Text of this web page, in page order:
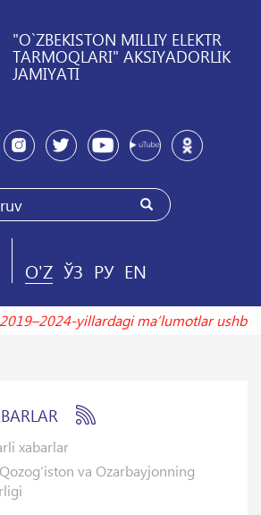
"O`ZBEKISTON MILLIY ELEKTR
TARMOQLARI" AKSIYADORLIK
JAMIYATI
O'Z ЎЗ РУ EN
2019–2024-yillardagi maʼlumotlar
xabarlar
va Ozarbayjonning